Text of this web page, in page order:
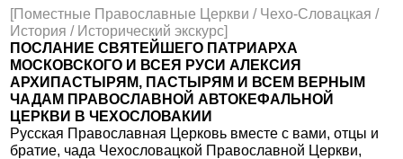
[Поместные Православные Церкви / Чехо-Словацкая /
История / Исторический экскурс]
ПОСЛАНИЕ СВЯТЕЙШЕГО ПАТРИАРХА
МОСКОВСКОГО И ВСЕЯ РУСИ АЛЕКСИЯ
АРХИПАСТЫРЯМ, ПАСТЫРЯМ И ВСЕМ ВЕРНЫМ
ЧАДАМ ПРАВОСЛАВНОЙ АВТОКЕФАЛЬНОЙ
ЦЕРКВИ В ЧЕХОСЛОВАКИИ
Русская Православная Церковь вместе с вами, отцы и
братие, чада Чехословацкой Православной Церкви,